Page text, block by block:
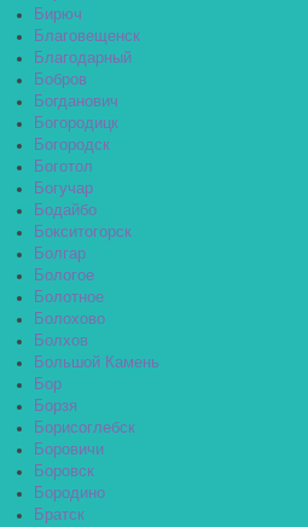
Бирюч
Благовещенск
Благодарный
Бобров
Богданович
Богородицк
Богородск
Боготол
Богучар
Бодайбо
Бокситогорск
Болгар
Бологое
Болотное
Болохово
Болхов
Большой Камень
Бор
Борзя
Борисоглебск
Боровичи
Боровск
Бородино
Братск